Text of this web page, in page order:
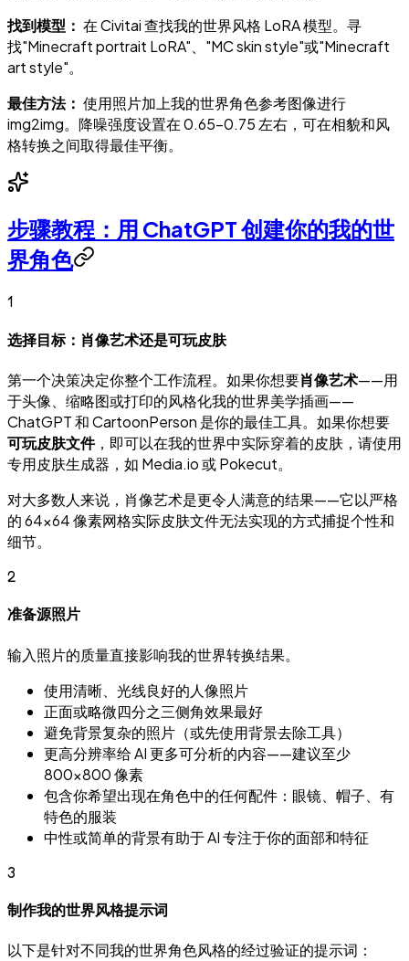
找到模型： 在 Civitai 查找我的世界风格 LoRA 模型。寻
找"Minecraft portrait LoRA"、"MC skin style"或"Minecraft
art style"。
最佳方法： 使用照片加上我的世界角色参考图像进行
img2img。降噪强度设置在 0.65-0.75 左右，可在相貌和风
格转换之间取得最佳平衡。
步骤教程：用 ChatGPT 创建你的我的世
界角色
1
选择目标：肖像艺术还是可玩皮肤
第一个决策决定你整个工作流程。如果你想要肖像艺术——用
于头像、缩略图或打印的风格化我的世界美学插画——
ChatGPT 和 CartoonPerson 是你的最佳工具。如果你想要
可玩皮肤文件，即可以在我的世界中实际穿着的皮肤，请使用
专用皮肤生成器，如 Media.io 或 Pokecut。
对大多数人来说，肖像艺术是更令人满意的结果——它以严格
的 64×64 像素网格实际皮肤文件无法实现的方式捕捉个性和
细节。
2
准备源照片
输入照片的质量直接影响我的世界转换结果。
使用清晰、光线良好的人像照片
正面或略微四分之三侧角效果最好
避免背景复杂的照片（或先使用背景去除工具）
更高分辨率给 AI 更多可分析的内容——建议至少
800×800 像素
包含你希望出现在角色中的任何配件：眼镜、帽子、有
特色的服装
中性或简单的背景有助于 AI 专注于你的面部和特征
3
制作我的世界风格提示词
以下是针对不同我的世界角色风格的经过验证的提示词：